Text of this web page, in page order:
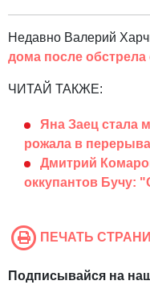
Недавно Валерий
дома после обстрела
ЧИТАЙ ТАКЖЕ:
Яна Заец стала
рожала в
Дмитрий
оккупантов Бучу:
ПЕЧАТЬ
Подписывайся на